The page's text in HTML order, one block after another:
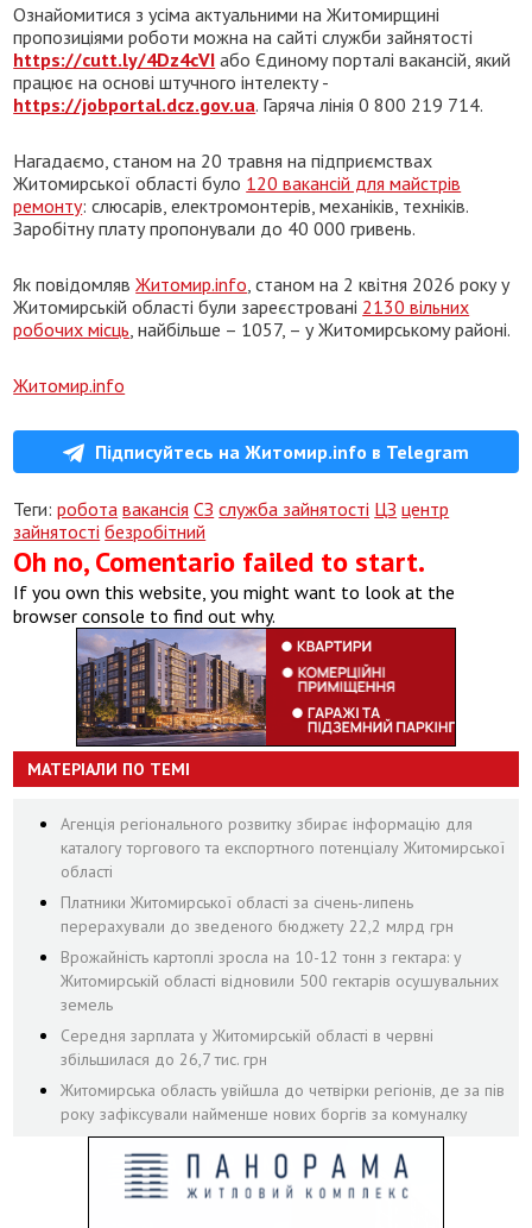
Ознайомитися з усіма актуальними на Житомирщині
пропозиціями роботи можна на сайті служби зайнятості
https://cutt.ly/4Dz4cVI або Єдиному порталі вакансій, який
працює на основі штучного інтелекту -
https://jobportal.dcz.gov.ua. Гаряча лінія 0 800 219 714.
Нагадаємо, станом на 20 травня на підприємствах
Житомирської області було 120 вакансій для майстрів
ремонту: слюсарів, електромонтерів, механіків, техніків.
Заробітну плату пропонували до 40 000 гривень.
Як повідомлявЖитомир.info , станом на 2 квітня 2026 року у
Житомирській області були зареєстровані 2130 вільних
робочих місць , найбільше – 1057, – у Житомирському районі.
Житомир.info
Підписуйтесь на Житомир.info в Telegram
Теги:робота вакансія СЗ служба зайнятості ЦЗ центр
зайнятості безробітний
Oh no, Comentario failed to start.
If you own this website, you might want to look at the
browser console to find out why.
МАТЕРІАЛИ ПО ТЕМІ
Агенція регіонального розвитку збирає інформацію для
каталогу торгового та експортного потенціалу Житомирської
області
Платники Житомирської області за січень-липень
перерахували до зведеного бюджету 22,2 млрд грн
Врожайність картоплі зросла на 10-12 тонн з гектара: у
Житомирській області відновили 500 гектарів осушувальних
земель
Середня зарплата у Житомирській області в червні
збільшилася до 26,7 тис. грн
Житомирська область увійшла до четвірки регіонів, де за пів
року зафіксували найменше нових боргів за комуналку